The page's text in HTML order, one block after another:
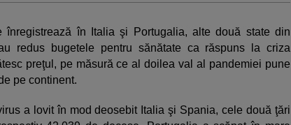
înregistrează în Italia şi Portugalia, alte două state din
redus bugetele pentru sănătate ca răspuns la criza
preţul, pe măsură ce al doilea val al pandemiei pune
pe continent.
a lovit în mod deosebit Italia şi Spania, cele două ţări